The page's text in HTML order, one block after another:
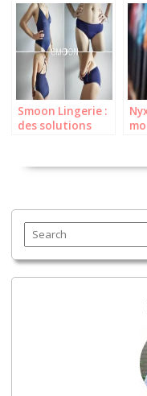
ébène ?
Smoon Lingerie :
des solutions
et praticité